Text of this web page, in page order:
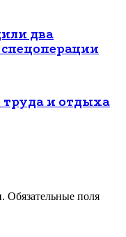
два
труда и отдыха
Обязательные поля